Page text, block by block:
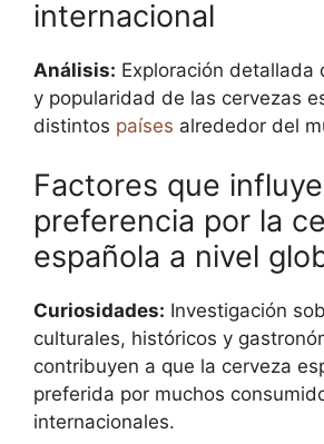
internacional
Análisis: Exploración detallada
y popularidad de las cervezas
distintos países alrededor del
Factores que
preferencia por la
española a nivel
Curiosidades: Investigación
culturales, históricos y
contribuyen a que la cerveza
preferida por muchos
internacionales.